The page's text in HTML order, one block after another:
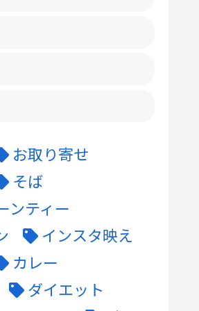
お取り寄せ
そば
ンティー
インスタ映え
カレー
ダイエット